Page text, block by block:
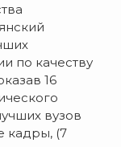
по качеству
16
вузов
кадры, (7